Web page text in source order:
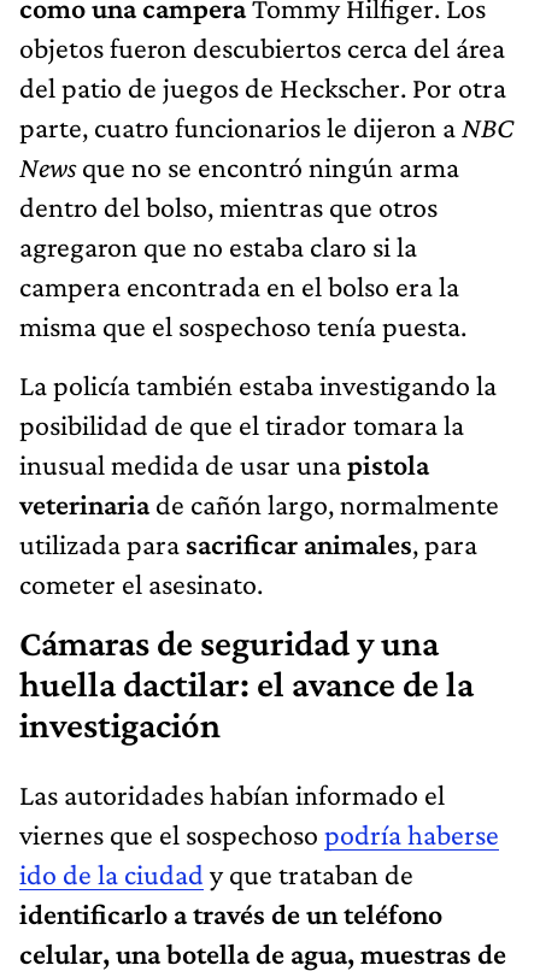
como una camperaTommy Hilfiger. Los
objetos fueron descubiertos cerca del área
del patio de juegos de Heckscher. Por otra
parte, cuatro funcionarios le dijeron a NBC
Newsque no se encontró ningún arma
dentro del bolso, mientras que otros
agregaron que no estaba claro si la
campera encontrada en el bolso era la
misma que el sospechoso tenía puesta.
La policía también estaba investigando la
posibilidad de que el tirador tomara la
inusual medida de usar unapistola
veterinariade cañón largo, normalmente
utilizada para sacrificar animales, para
cometer el asesinato.
Cámaras de seguridad y una
huella dactilar: el avance de la
investigación
Las autoridades habían informado el
viernes que el sospechoso podría haberse
ido de la ciudad y que trataban de
identificarlo a través de un teléfono
celular, una botella de agua, muestras de